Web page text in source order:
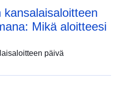
kansalaisaloitteen
Mikä aloitteesi
päivä